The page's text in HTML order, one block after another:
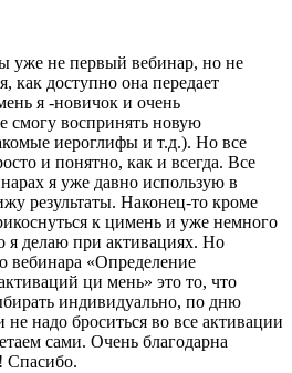
уже не первый вебинар, но не
как доступно она передает
я -новичок и очень
смогу воспринять новую
иероглифы и т.д.). Но все
и понятно, как и всегда. Все
я уже давно использую в
результаты. Наконец-то кроме
к цимень и уже немного
я делаю при активациях. Но
вебинара «Определение
ци мень» это то, что
индивидуально, по дню
надо броситься во все активации
сами. Очень благодарна
Спасибо.